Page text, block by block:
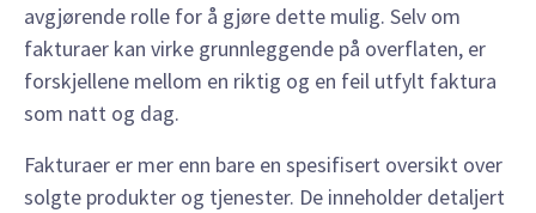
avgjørende rolle for å gjøre dette mulig. Selv om
fakturaer kan virke grunnleggende på overflaten, er
forskjellene mellom en riktig og en feil utfylt faktura
som natt og dag.
Fakturaer er mer enn bare en spesifisert oversikt over
solgte produkter og tjenester. De inneholder detaljert